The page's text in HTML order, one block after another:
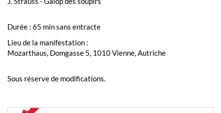
Durée : 65 min sans entracte
Lieu de la manifestation :
Mozarthaus, Domgasse 5, 1010 Vienne, Autriche
Sous réserve de modifications.